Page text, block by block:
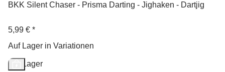
BKK Silent Chaser - Prisma Darting - Jighaken - Dartjig
5,99 € *
Auf Lager in Variationen
Auf Lager